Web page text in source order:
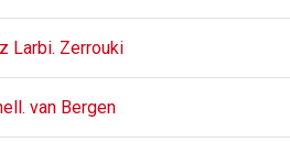
Larbi. Zerrouki
van Bergen